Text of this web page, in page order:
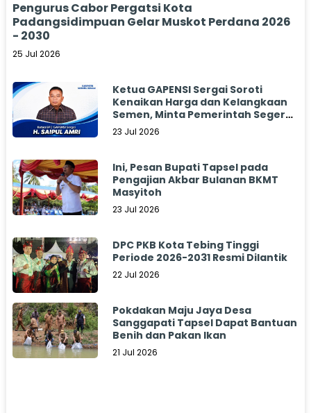
Pengurus Cabor Pergatsi Kota
Padangsidimpuan Gelar Muskot Perdana 2026
- 2030
25 Jul 2026
Ketua GAPENSI Sergai Soroti
Kenaikan Harga dan Kelangkaan
Semen, Minta Pemerintah Segera
Bertindak
23 Jul 2026
Ini, Pesan Bupati Tapsel pada
Pengajian Akbar Bulanan BKMT
Masyitoh
23 Jul 2026
DPC PKB Kota Tebing Tinggi
Periode 2026-2031 Resmi Dilantik
22 Jul 2026
Pokdakan Maju Jaya Desa
Sanggapati Tapsel Dapat Bantuan
Benih dan Pakan Ikan
21 Jul 2026